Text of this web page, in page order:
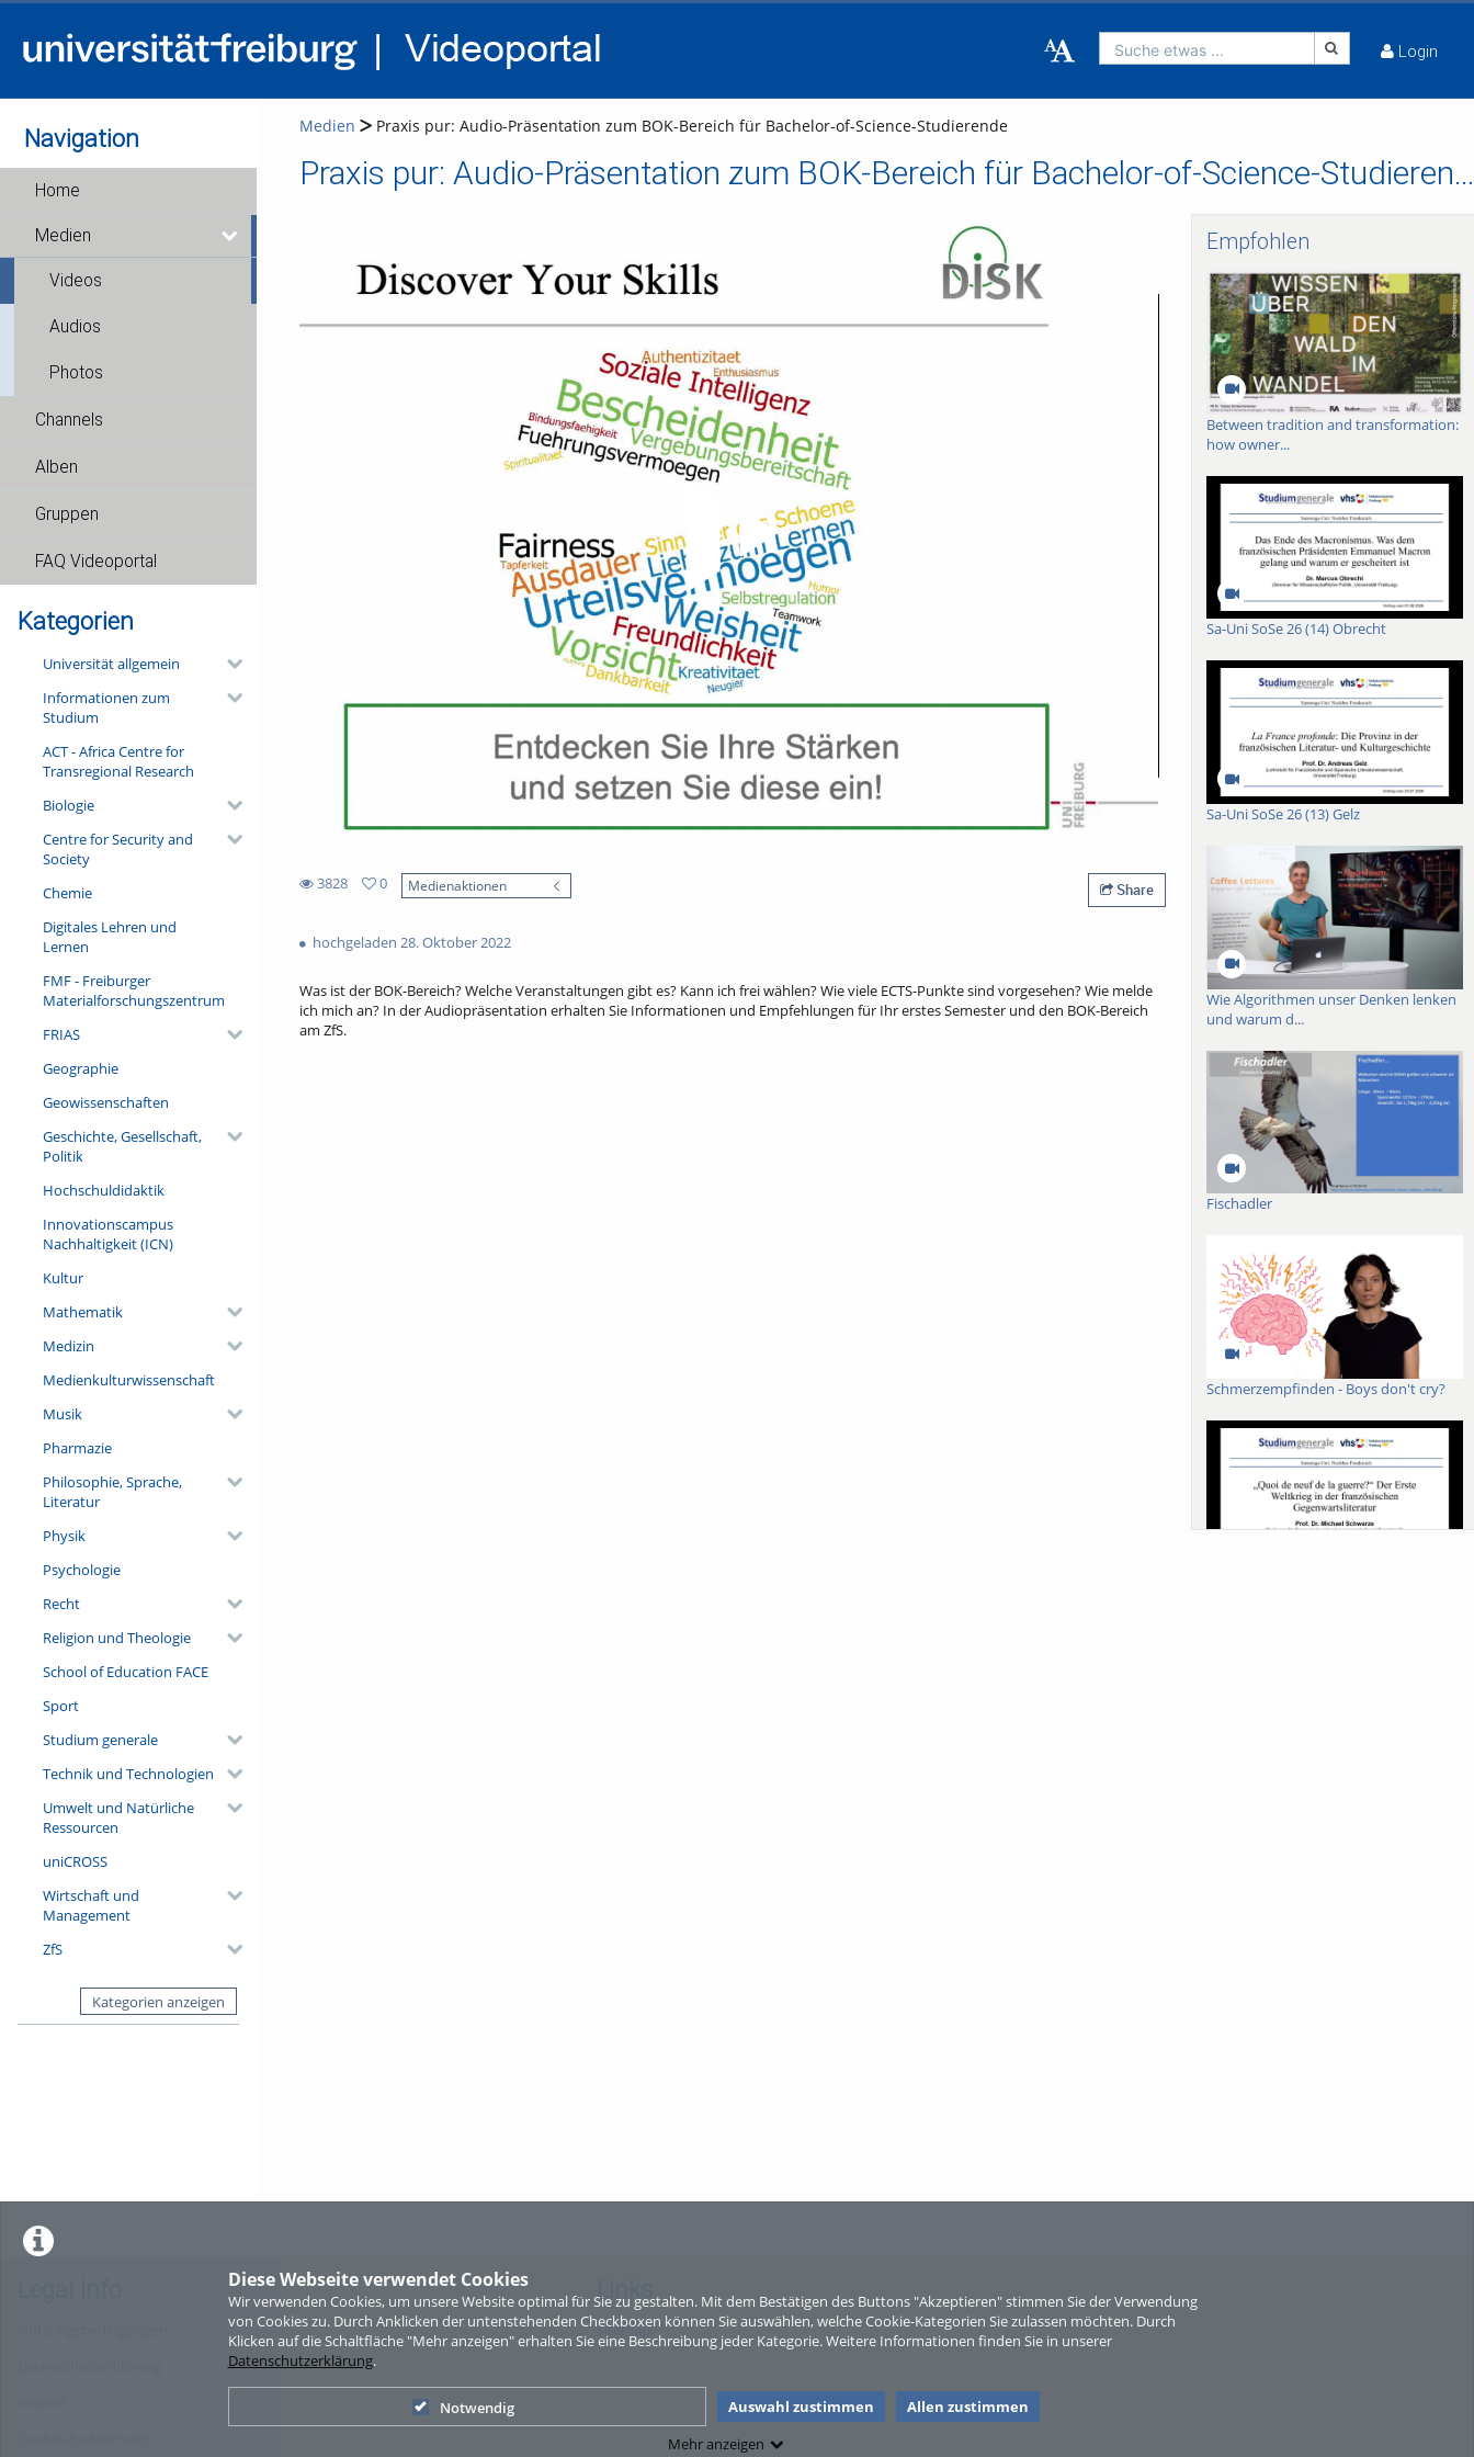
Diese Webseite verwendet Cookies
Wir verwenden Cookies, um unsere Website optimal für Sie zu gestalten. Mit dem Bestätigen des Buttons "Akzeptieren" stimmen Sie der Verwendung
von Cookies zu. Durch Anklicken der untenstehenden Checkboxen können Sie auswählen, welche Cookie-Kategorien Sie zulassen möchten. Durch
Klicken auf die Schaltfläche "Mehr anzeigen" erhalten Sie eine Beschreibung jeder Kategorie. Weitere Informationen finden Sie in unserer
Datenschutzerklärung.
Notwendig Auswahl zustimmen
Allen zustimmen
Mehr anzeigen
Suche etwas ... Login
Navigation
Home
Medien
Videos
Audios
Photos
Channels
Alben
Gruppen
FAQ Videoportal
Kategorien
Universität allgemein
Informationen zum
Studium
ACT - Africa Centre for
Transregional Research
Biologie
Centre for Security and
Society
Chemie
Digitales Lehren und
Lernen
FMF - Freiburger
Materialforschungszentrum
FRIAS
Geographie
Geowissenschaften
Geschichte, Gesellschaft,
Politik
Hochschuldidaktik
Innovationscampus
Nachhaltigkeit (ICN)
Kultur
Mathematik
Medizin
Medienkulturwissenschaft
Musik
Pharmazie
Philosophie, Sprache,
Literatur
Physik
Psychologie
Recht
Religion und Theologie
School of Education FACE
Sport
Studium generale
Technik und Technologien
Umwelt und Natürliche
Ressourcen
uniCROSS
Wirtschaft und
Management
ZfS
Kategorien anzeigen
Medien Praxis pur: Audio-Präsentation zum BOK-Bereich für Bachelor-of-Science-Studierende
Praxis pur: Audio-Präsentation zum BOK-Bereich für Bachelor-of-Science-Studierende
Video abspielen
3828
views
0
Medienaktionen Share
hochgeladen 28. Oktober 2022
Was ist der BOK-Bereich? Welche Veranstaltungen gibt es? Kann ich frei wählen? Wie viele ECTS-Punkte sind vorgesehen? Wie melde
ich mich an? In der Audiopräsentation erhalten Sie Informationen und Empfehlungen für Ihr erstes Semester und den BOK-Bereich
am ZfS.
Empfohlen
Between tradition and transformation:
how owner...
Sa-Uni SoSe 26 (14) Obrecht
Sa-Uni SoSe 26 (13) Gelz
Wie Algorithmen unser Denken lenken
und warum d...
Fischadler
Schmerzempfinden - Boys don't cry?
Links
Sitemap